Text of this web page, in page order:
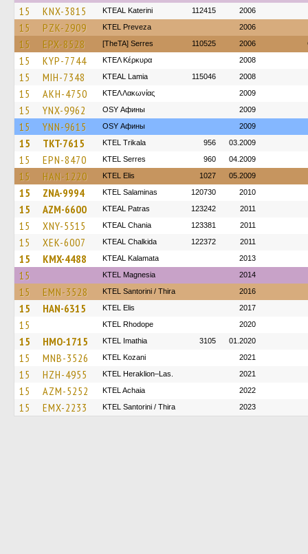
15 KNX-3815 KTEAL Katerini 112415 2006
15 PZK-2909 KTEL Preveza 2006
15 EPX-8528 [TheTA] Serres 110525 2006
15 KYP-7744 ΚΤΕΛ Κέρκυρα 2008
15 MIH-7348 KTEAL Lamia 115046 2008
15 AKH-4750 ΚΤΕΛ Λακωνίας 2009
15 YNX-9962 OSY Афины 2009
15 YNN-9615 OSY Афины 2009
15 TKT-7615 ΚΤΕL Τrikala 956 03.2009
15 EPN-8470 KTEL Serres 960 04.2009
15 HAN-1220 KTEL Elis 1027 05.2009
15 ZNA-9994 KTEL Salaminas 120730 2010
15 AZM-6600 KTEAL Patras 123242 2011
15 XNY-5515 KTEAL Chania 123381 2011
15 XEK-6007 KTEAL Chalkida 122372 2011
15 KMX-4488 KTEAL Kalamata 2013
15 ΚΤΕL Magnesia 2014
15 EMN-3528 KTEL Santorini / Thira 2016
15 HAN-6315 KTEL Elis 2017
15 KTEL Rhodope 2020
15 HMO-1715 KTEL Imathia 3105 01.2020
15 MNB-3526 ΚΤΕL Kozani 2021
15 HZH-4955 KTEL Heraklion–Las. 2021
15 AZM-5252 KTEL Achaia 2022
15 EMX-2233 KTEL Santorini / Thira 2023